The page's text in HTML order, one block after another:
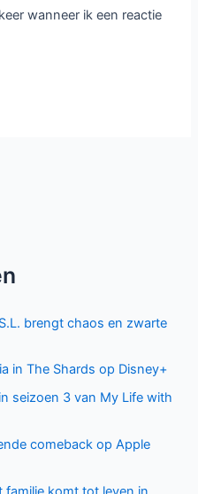
wanneer ik een reactie
brengt chaos en zwarte
in The Shards op Disney+
seizoen 3 van My Life with
comeback op Apple